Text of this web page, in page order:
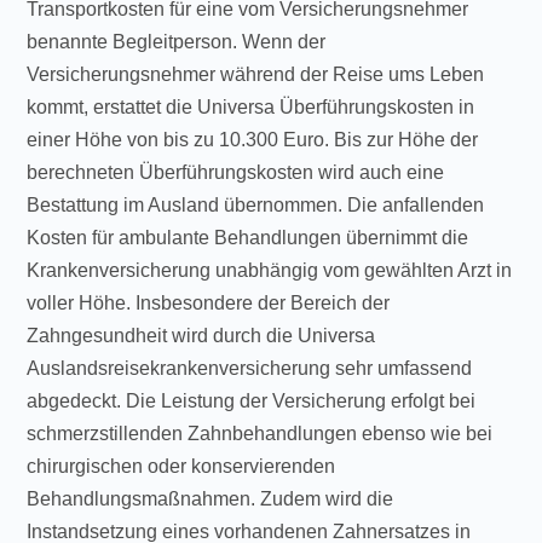
Transportkosten für eine vom Versicherungsnehmer
benannte Begleitperson. Wenn der
Versicherungsnehmer während der Reise ums Leben
kommt, erstattet die Universa Überführungskosten in
einer Höhe von bis zu 10.300 Euro. Bis zur Höhe der
berechneten Überführungskosten wird auch eine
Bestattung im Ausland übernommen. Die anfallenden
Kosten für ambulante Behandlungen übernimmt die
Krankenversicherung unabhängig vom gewählten Arzt in
voller Höhe. Insbesondere der Bereich der
Zahngesundheit wird durch die Universa
Auslandsreisekrankenversicherung sehr umfassend
abgedeckt. Die Leistung der Versicherung erfolgt bei
schmerzstillenden Zahnbehandlungen ebenso wie bei
chirurgischen oder konservierenden
Behandlungsmaßnahmen. Zudem wird die
Instandsetzung eines vorhandenen Zahnersatzes in